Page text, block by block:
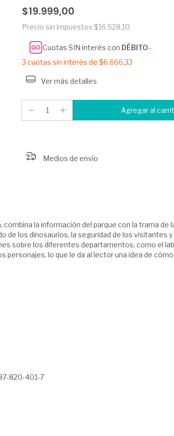
$19.999,00
Precio sin impuestos $16.528,10
Cuotas SIN interés con DÉBITO
3 cuotas sin interés de $6.666,33
Ver más detalles
Medios de envío
la información del parque con la trama de
de los dinosaurios, la seguridad de los visitantes y
sobre los diferentes departamentos, como el
lo que le da al lector una idea de
820-401-7